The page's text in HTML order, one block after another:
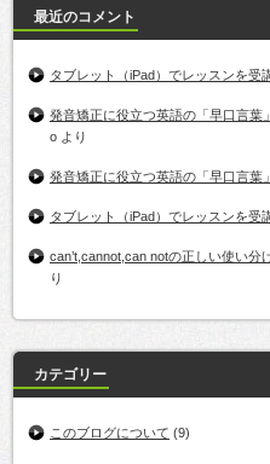
最近のコメント
タブレット（iPad）でレッスンを受
発音矯正に役立つ英語の「早口言葉
o より
発音矯正に役立つ英語の「早口言葉
タブレット（iPad）でレッスンを受
can’t,cannot,can notの正しい使い分
り
カテゴリー
このブログについて (9)